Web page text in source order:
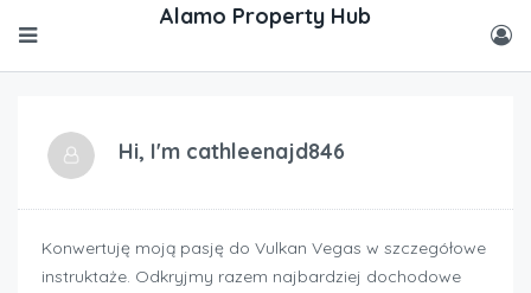
Hi, I'm cathleenajd846
Konwertuję moją pasję do Vulkan Vegas w szczegółowe
instruktaże. Odkryjmy razem najbardziej dochodowe